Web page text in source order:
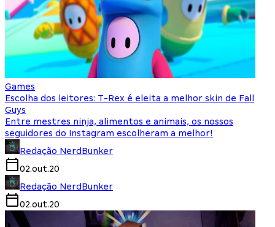
Games
Escolha dos leitores: T-Rex é eleita a melhor skin de Fall
Guys
Entre mestres ninja, alimentos e animais, os nossos
seguidores do Instagram escolheram a melhor!
Redação NerdBunker
02.out.20
Redação NerdBunker
02.out.20